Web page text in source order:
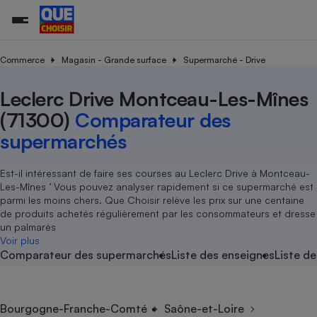
Commerce Magasin - Grande surface Supermarché - Drive
Leclerc Drive Montceau-Les-Mînes
(71300) Comparateur des
supermarchés
Est-il intéressant de faire ses courses au Leclerc Drive à Montceau-
Les-Mînes ’ Vous pouvez analyser rapidement si ce supermarché est
parmi les moins chers. Que Choisir relève les prix sur une centaine
de produits achetés régulièrement par les consommateurs et dresse
un palmarès
Voir plus
Comparateur des supermarchésListe des enseignesListe
Bourgogne-Franche-Comté
Saône-et-Loire
Additifs
Agriculture
Produit alimentaire
Achat - Vente - Location
Carburant
Magasin - Grande surface
Marketing - Fidélisation
Organismes de défense
Système judiciaire
Air
Eau
Achat - Vente - Travaux
Location
Sport
Vacances - Tourisme
électrique
Démarche administrative
Senior
Service marchand
Train
Transport aérien
Toutes les actualités
Enquêtes
Guides d'achat
Conseils
Brèves
Tous les services
Soumettre un litige
Lettres types
Rencontrer une association locale
Tous nos combats
Nos actions
Nos grandes victoires
Les billets de la présidente
Nos associations locales
Nous rejoindre
En savoir plus sur Que Choisir Ensemble
nous ?
L’association
Nos missions
Notre méthodologie
Notre financement
Nos partenaires
Nous rejoindre